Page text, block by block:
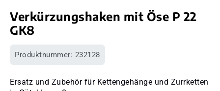
Verkürzungshaken mit Öse P 22
GK8
Produktnummer: 232128
Ersatz und Zubehör für Kettengehänge und Zurrketten